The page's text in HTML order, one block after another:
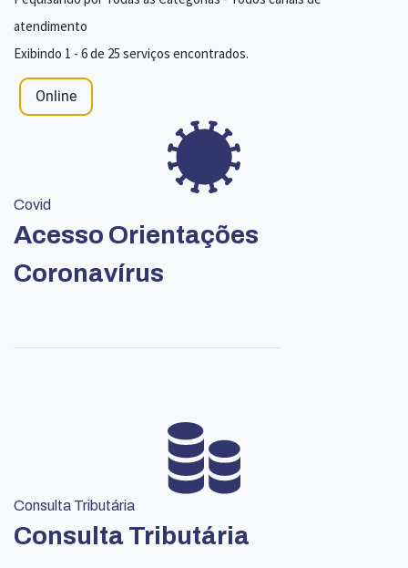
atendimento
Exibindo 1 - 6 de 25 serviços encontrados.
Online
Covid
Acesso Orientações
Coronavírus
Consulta Tributária
Consulta Tributária